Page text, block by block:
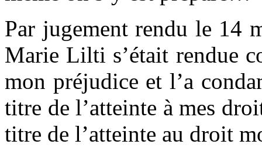
Par jugement rendu le 14
Marie Lilti s’était rendue
mon préjudice et l’a
titre de l’atteinte à mes
titre de l’atteinte au droit